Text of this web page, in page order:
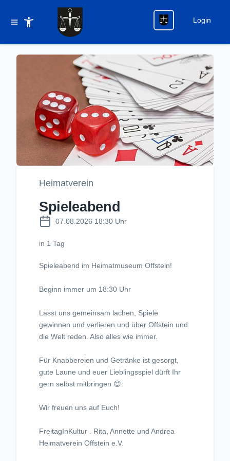
Login
Heimatverein
Spieleabend
07.08.2026 18:30 Uhr
in 1 Tag
Spieleabend im Heimatmuseum Offstein!
Beginn immer um 18:30 Uhr
Lasst uns gemeinsam lachen, Spiele
gewinnen und verlieren und über Offstein und
die Welt reden. Also alles wie immer.
Für Knabbereien und Getränke ist gesorgt,
gute Laune und euer Lieblingsspiel dürft Ihr
gern selbst mitbringen 😊.
Wir freuen uns auf Euch!
FreitagInKultur . Rita, Annette und Andrea
Heimatverein Offstein e.V.